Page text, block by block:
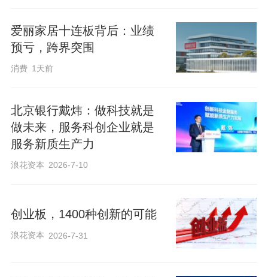
爱丽家居十连板背后：业绩
预亏，跨界突围
消费 1天前
北京银行戴炜：做科技就是
做未来，服务科创企业就是
服务新质生产力
浪花资本 2026-7-10
创业板，1400种创新的可能
浪花资本 2026-7-31